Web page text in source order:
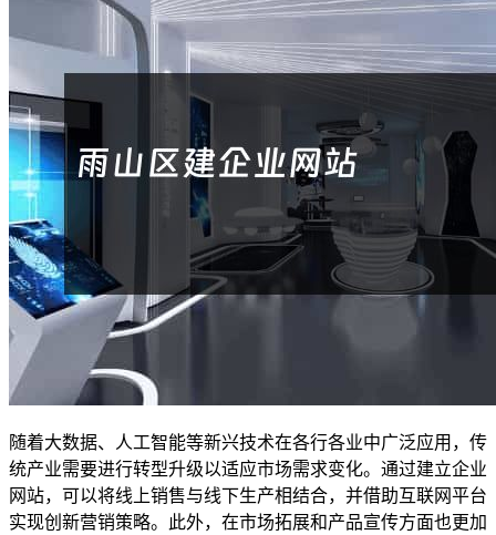
随着大数据、人工智能等新兴技术在各行各业中广泛应用，传
统产业需要进行转型升级以适应市场需求变化。通过建立企业
网站，可以将线上销售与线下生产相结合，并借助互联网平台
实现创新营销策略。此外，在市场拓展和产品宣传方面也更加